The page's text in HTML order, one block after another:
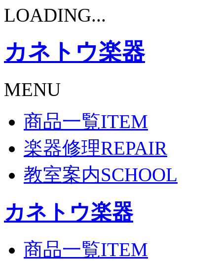
LOADING...
カネトウ楽器
MENU
商品一覧ITEM
楽器修理REPAIR
教室案内SCHOOL
カネトウ楽器
商品一覧ITEM